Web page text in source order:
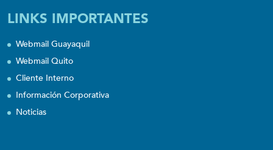
LINKS IMPORTANTES
Webmail Guayaquil
Webmail Quito
Cliente Interno
Información Corporativa
Noticias